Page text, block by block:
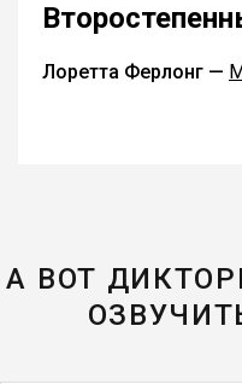
Лоретта Ферлонг —
А ВОТ